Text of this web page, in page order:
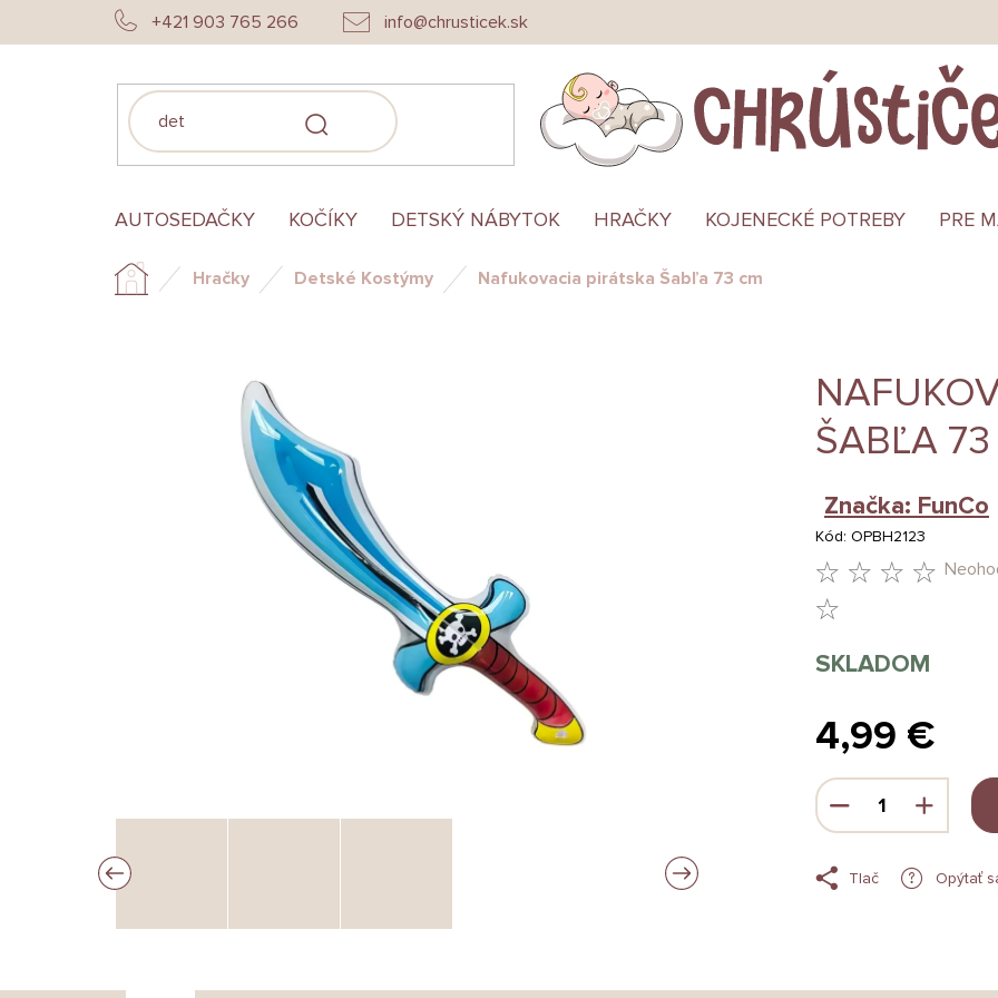
+421 903 765 266 info@chrusticek.sk
HĽADAŤ
AUTOSEDAČKY KOČÍKY DETSKÝ NÁBYTOK HRAČKY KOJENECKÉ POTREBY PRE
DomovHračky Detské Kostýmy Nafukovacia pirátska Šabľa 73 cm
ŠABĽA
HODNOTENIE
JE
0,0
5
HVIEZDIČIEK.
Kód: OPBH2123
Značka: FunCo
SKLADOM
4,99 €
Jednotková
cena:
Tlač Opýtať